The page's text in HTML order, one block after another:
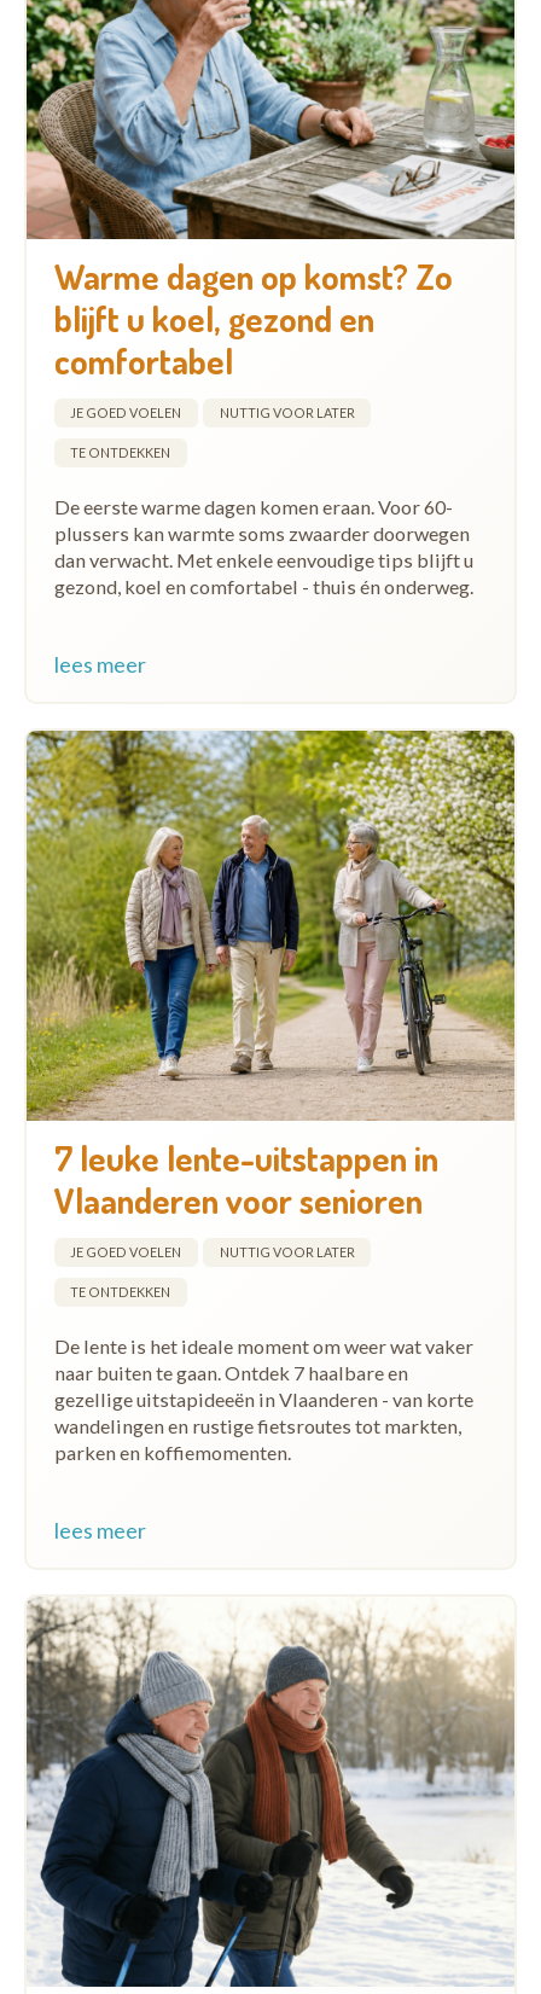
Warme dagen op komst? Zo
blijft u koel, gezond en
comfortabel
JE GOED VOELEN NUTTIG VOOR LATER
TE ONTDEKKEN
De eerste warme dagen komen eraan. Voor 60-
plussers kan warmte soms zwaarder doorwegen
dan verwacht. Met enkele eenvoudige tips blijft u
gezond, koel en comfortabel - thuis én onderweg.
lees meer
7 leuke lente-uitstappen in
Vlaanderen voor senioren
JE GOED VOELEN NUTTIG VOOR LATER
TE ONTDEKKEN
De lente is het ideale moment om weer wat vaker
naar buiten te gaan. Ontdek 7 haalbare en
gezellige uitstapideeën in Vlaanderen - van korte
wandelingen en rustige fietsroutes tot markten,
parken en koffiemomenten.
lees meer